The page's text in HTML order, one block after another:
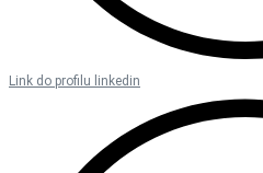
Link do profilu linkedin